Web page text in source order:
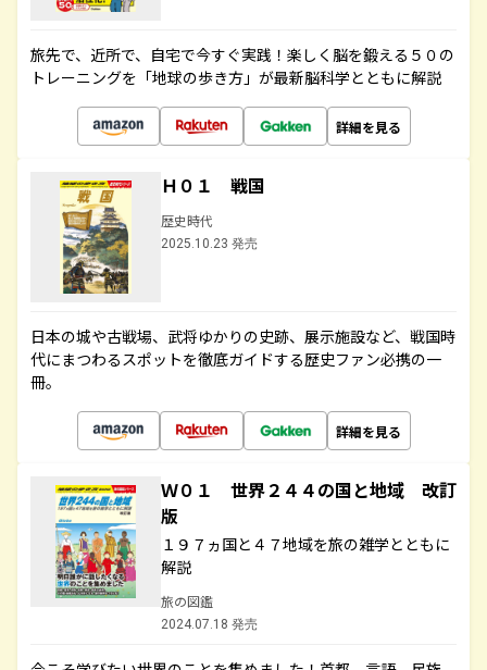
旅先で、近所で、自宅で今すぐ実践！楽しく脳を鍛える５０の
トレーニングを「地球の歩き方」が最新脳科学とともに解説
詳細を見る
Ｈ０１ 戦国
歴史時代
2025.10.23 発売
日本の城や古戦場、武将ゆかりの史跡、展示施設など、戦国時
代にまつわるスポットを徹底ガイドする歴史ファン必携の一
冊。
詳細を見る
Ｗ０１ 世界２４４の国と地域 改訂
版
１９７ヵ国と４７地域を旅の雑学とともに
解説
旅の図鑑
2024.07.18 発売